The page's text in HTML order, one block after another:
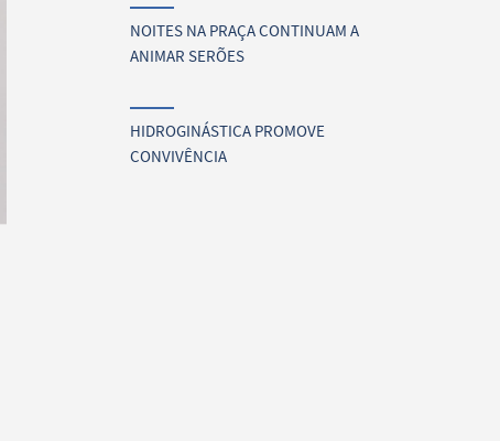
NOITES NA PRAÇA CONTINUAM A
ANIMAR SERÕES
HIDROGINÁSTICA PROMOVE
CONVIVÊNCIA